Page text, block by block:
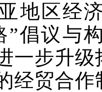
地区经
”倡议与
一步升
经贸合